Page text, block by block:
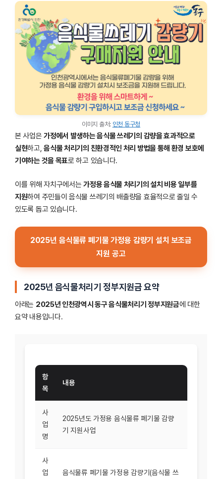
이미지 출처: 인천 동구청
본 사업은가정에서 발생하는 음식물 쓰레기의 감량을 효과적으로
실현하고,음식물 처리기의 친환경적인 처리 방법을 통해 환경 보호에
기여하는 것을 목표로 하고 있습니다.
이를 위해 자치구에서는가정용 음식물 처리기의 설치 비용 일부를
지원하여 주민들이 음식물 쓰레기의 배출량을 효율적으로 줄일 수
있도록 돕고 있습니다.
2025년 음식물류 폐기물 가정용 감량기 설치 보조금
지원 공고
2025년 음식물처리기 정부지원금 요약
아래는 2025년 인천광역시 동구 음식물처리기 정부지원금에 대한
요약 내용입니다.
항
목
내용
사
업
명
2025년도 가정용 음식물류 폐기물 감량
기 지원사업
사
업
음식물류 폐기물 가정용 감량기(음식물 쓰